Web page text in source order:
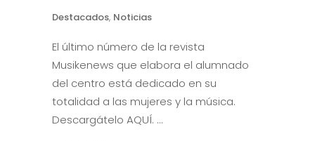
Destacados, Noticias
El último número de la revista
Musikenews que elabora el alumnado
del centro está dedicado en su
totalidad a las mujeres y la música.
Descargátelo AQUÍ.